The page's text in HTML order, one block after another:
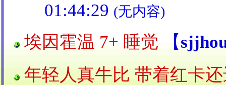
01:44:29 (无内容)
埃因霍温 7+ 睡觉 【
年轻人真牛比 带着红卡